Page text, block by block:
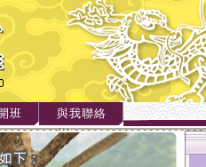
班 與我聯絡